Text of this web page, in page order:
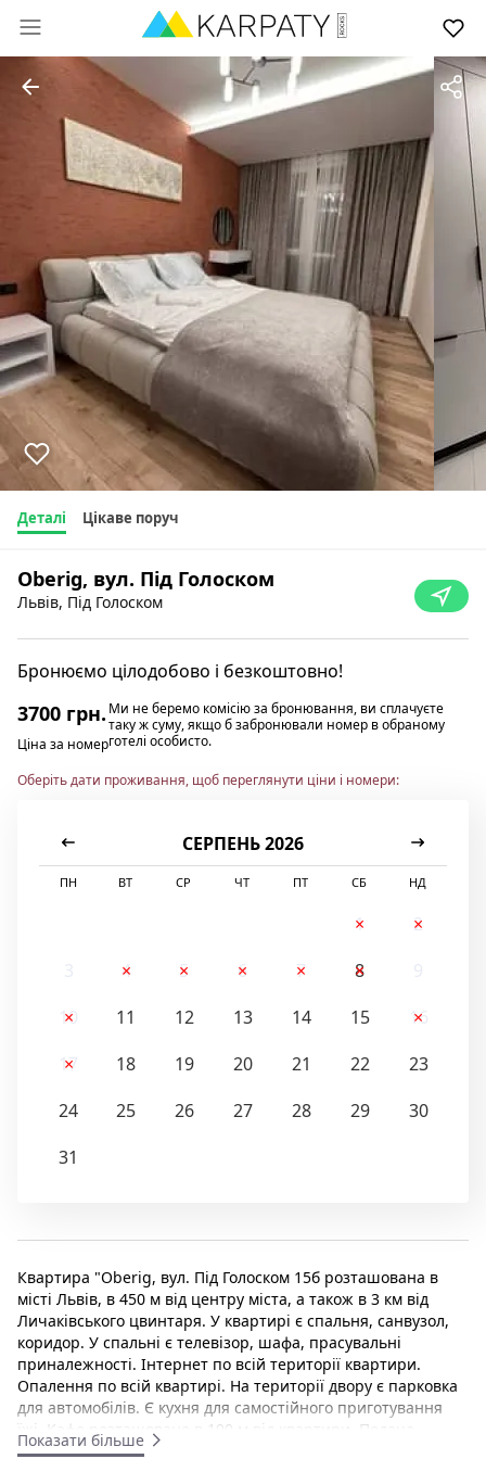
Деталі Цікаве поруч
Oberig, вул. Під Голоском
Львів, Під Голоском
Бронюємо цілодобово і безкоштовно!
3700 грн.
Ціна за номер
Ми не беремо комісію за бронювання, ви сплачуєте
таку ж суму, якщо б забронювали номер в обраному
готелі особисто.
Оберіть дати проживання, щоб переглянути ціни і номери:
СЕРПЕНЬ 2026
ПН ВТ СР ЧТ ПТ СБ НД
1
2
4 5 6 7 8
10
11 12 13 14 15
16
17
18 19 20 21 22
23
24
25 26 27 28 29
30
31
Квартира "Oberig, вул. Під Голоском 15б розташована в
місті Львів, в 450 м від центру міста, а також в 3 км від
Личаківського цвинтаря. У квартирі є спальня, санвузол,
коридор. У спальні є телевізор, шафа, прасувальні
приналежності. Інтернет по всій території квартири.
Опалення по всій квартирі. На території двору є парковка
для автомобілів. Є кухня для самостійного приготування
їжі. Кафе розташоване в 190 м від квартири. Подача
холодної та гарячої води цілодобова. Відстань до квартири
Показати більше